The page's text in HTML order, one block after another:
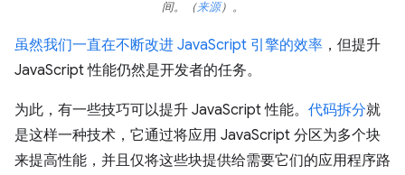
间。（来源）。
虽然我们一直在不断改进 JavaScript 引擎的效率 ，但提升
JavaScript 性能仍然是开发者的任务。
为此，有一些技巧可以提升 JavaScript 性能。 代码拆分就
是这样一种技术，它通过将应用 JavaScript 分区为多个块
来提高性能，并且仅将这些块提供给需要它们的应用程序路